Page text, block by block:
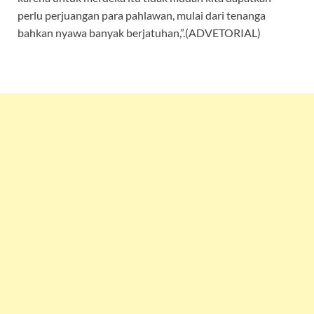
perlu perjuangan para pahlawan, mulai dari tenanga
bahkan nyawa banyak berjatuhan,”.(ADVETORIAL)